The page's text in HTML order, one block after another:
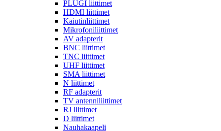
PLUGI liittimet
HDMI liittimet
Kaiutinliittimet
Mikrofoniliittimet
AV adapterit
BNC liittimet
TNC liittimet
UHF liittimet
SMA liittimet
N liittimet
RF adapterit
TV antenniliittimet
RJ liittimet
D liittimet
Nauhakaapeli